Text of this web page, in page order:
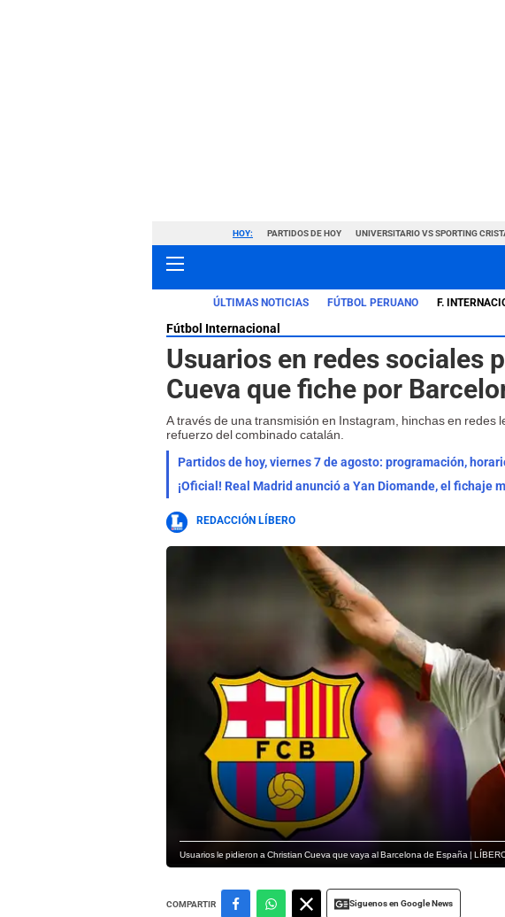
HOY: PARTIDOS DE HOY UNIVERSITARIO VS SPORTING
ÚLTIMAS NOTICIAS FÚTBOL PERUANO F.
Fútbol Internacional
Usuarios en redes sociales
Cueva que fiche por
A través de una transmisión en Instagram, hinchas en redes
refuerzo del combinado catalán.
Partidos de hoy, viernes 7 de agosto: programación,
¡Oficial! Real Madrid anunció a Yan Diomande, el fichaje
REDACCIÓN LÍBERO
Usuarios le pidieron a Christian Cueva que vaya al Barcelona de España |
COMPARTIR Siguenos en Google News